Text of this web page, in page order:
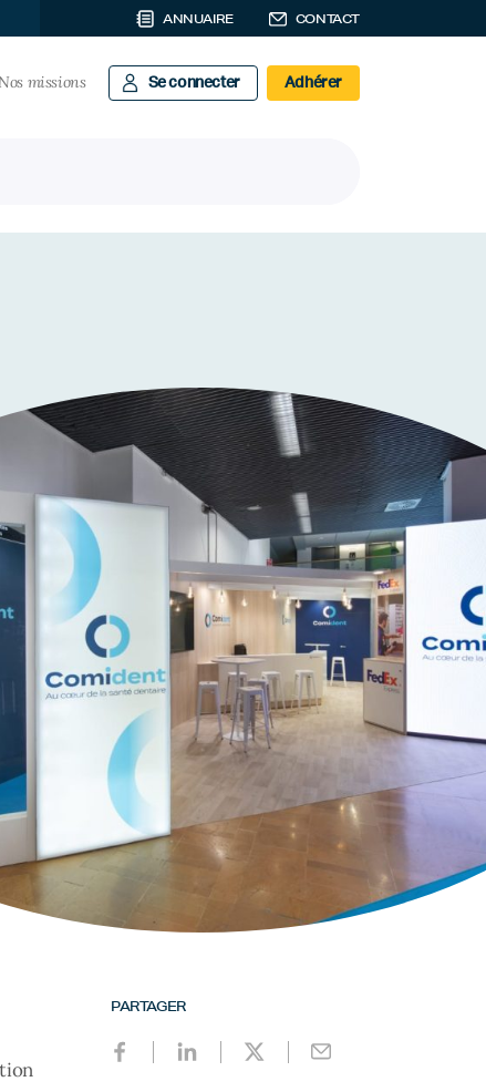
ANNUAIRE CONTACT
missions Se connecter Adhérer
PARTAGER